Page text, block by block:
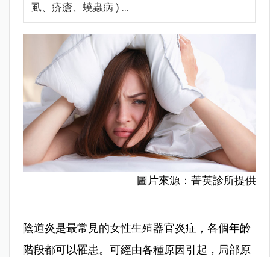
虱、疥瘡、蟯蟲病 ) ...
圖片來源：菁英診所提供
陰道炎是最常見的女性生殖器官炎症，各個年齡
階段都可以罹患。可經由各種原因引起，局部原